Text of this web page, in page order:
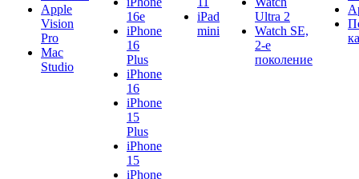
Apple
Vision
Pro
Mac
Studio
16e
iPhone
16
Plus
iPhone
16
iPhone
15
Plus
iPhone
15
iPhone
iPad
mini
Ultra 2
Watch SE,
2-е
поколение